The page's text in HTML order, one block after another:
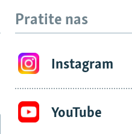
Pratite nas
Instagram
YouTube